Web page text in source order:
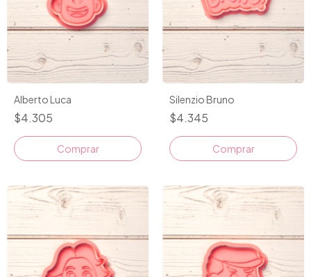
Alberto Luca
$4.305
Comprar
Silenzio Bruno
$4.345
Comprar